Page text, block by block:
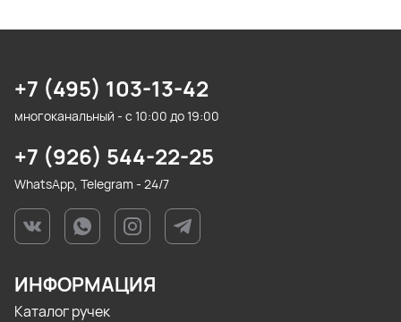
+7 (495) 103-13-42
многоканальный - с 10:00 до 19:00
+7 (926) 544-22-25
WhatsApp, Telegram - 24/7
ИНФОРМАЦИЯ
Каталог ручек